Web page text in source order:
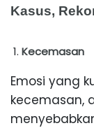
Kasus,
Kecemasan
Emosi yang
kecemasan,